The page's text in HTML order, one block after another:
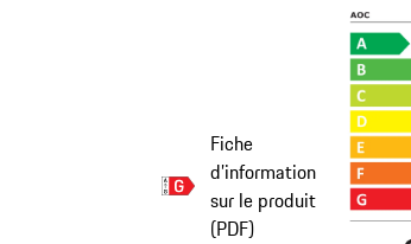
Fiche
d’information
sur le produit
(PDF)